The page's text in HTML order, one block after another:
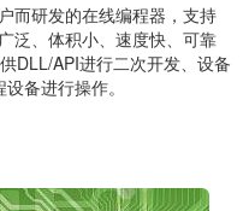
而研发的在线编程器，支持
泛、体积小、速度快、可靠
DLL/API进行二次开发、设备
备进行操作。